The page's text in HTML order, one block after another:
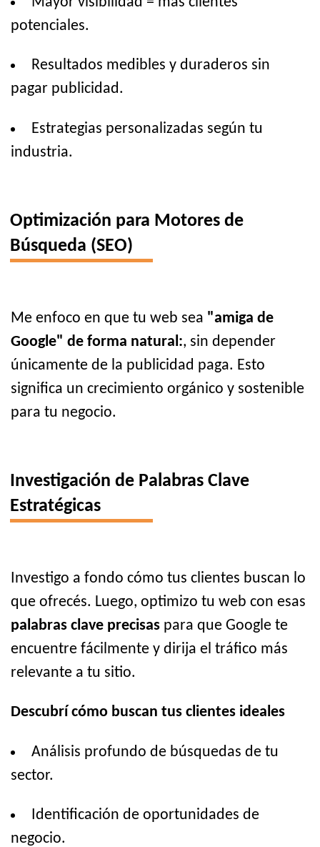
potenciales.
Resultados medibles y duraderos sin
pagar publicidad.
Estrategias personalizadas según tu
industria.
Optimización para Motores de
Búsqueda (SEO)
Me enfoco en que tu web sea "amiga de
Google" de forma natural:, sin depender
únicamente de la publicidad paga. Esto
significa un crecimiento orgánico y sostenible
para tu negocio.
Investigación de Palabras Clave
Estratégicas
Investigo a fondo cómo tus clientes buscan lo
que ofrecés. Luego, optimizo tu web con esas
palabras clave precisas para que Google te
encuentre fácilmente y dirija el tráfico más
relevante a tu sitio.
Descubrí cómo buscan tus clientes ideales
Análisis profundo de búsquedas de tu
sector.
Identificación de oportunidades de
negocio.